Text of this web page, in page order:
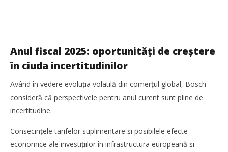
Anul fiscal 2025: oportunități de creștere
în ciuda incertitudinilor
Având în vedere evoluția volatilă din comerțul global, Bosch
consideră că perspectivele pentru anul curent sunt pline de
incertitudine.
Consecințele tarifelor suplimentare și posibilele efecte
economice ale investițiilor în infrastructura europeană și